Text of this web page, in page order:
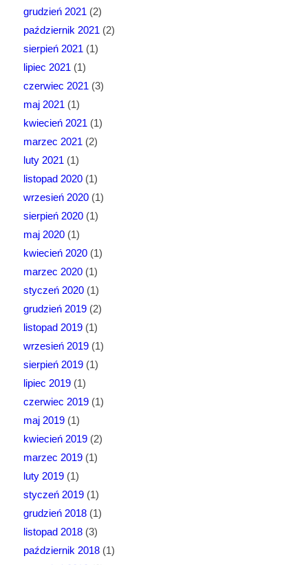
grudzień 2021 (2)
październik 2021 (2)
sierpień 2021 (1)
lipiec 2021 (1)
czerwiec 2021 (3)
maj 2021 (1)
kwiecień 2021 (1)
marzec 2021 (2)
luty 2021 (1)
listopad 2020(1)
wrzesień 2020(1)
sierpień 2020(1)
maj 2020(1)
kwiecień 2020(1)
marzec 2020(1)
styczeń 2020(1)
grudzień 2019(2)
listopad 2019(1)
wrzesień 2019(1)
sierpień 2019(1)
lipiec 2019(1)
czerwiec 2019(1)
maj 2019(1)
kwiecień 2019(2)
marzec 2019(1)
luty 2019(1)
styczeń 2019(1)
grudzień 2018(1)
listopad 2018(3)
październik 2018(1)